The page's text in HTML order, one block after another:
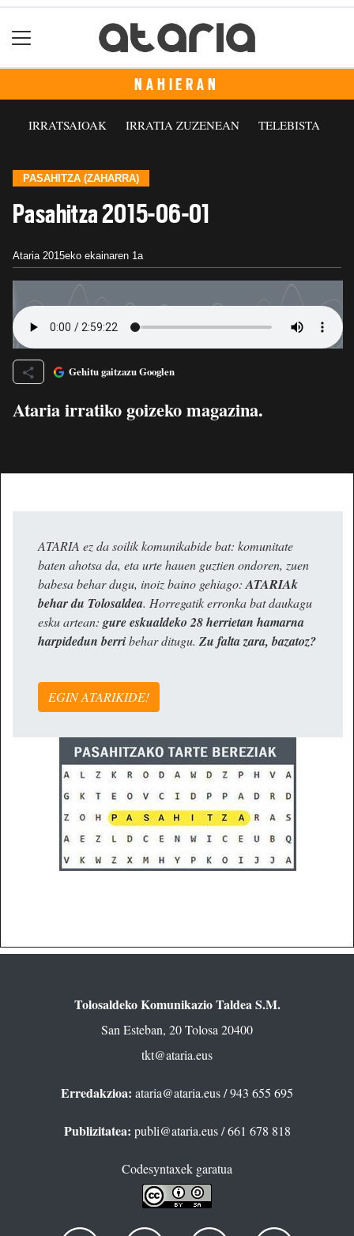
NAHIERAN
IRRATSAIOAK IRRATIA ZUZENEAN TELEBISTA
PASAHITZA (ZAHARRA)
Pasahitza 2015-06-01
Ataria 2015eko ekainaren 1a
Gehitu gaitzazu Googlen
Ataria irratiko goizeko magazina.
ATARIA ez da soilik komunikabide bat: komunitate
baten ahotsa da, eta urte hauen guztien ondoren, zuen
babesa behar dugu, inoiz baino gehiago:ATARIAk
behar du Tolosaldea. Horregatik erronka bat daukagu
esku artean: gure eskualdeko 28 herrietan hamarna
harpidedun berribehar ditugu. Zu falta zara, bazatoz?
EGIN ATARIKIDE!
Tolosaldeko Komunikazio Taldea S.M.
San Esteban, 20 Tolosa 20400
tkt@ataria.eus
Erredakzioa: ataria@ataria.eus/ 943 655 695
Publizitatea: publi@ataria.eus/ 661 678 818
Codesyntaxek garatua